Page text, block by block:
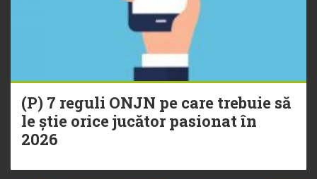
(P) 7 reguli ONJN pe care trebuie să
le știe orice jucător pasionat în
2026